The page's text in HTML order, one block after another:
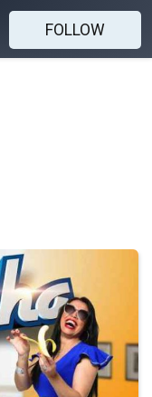
FOLLOW